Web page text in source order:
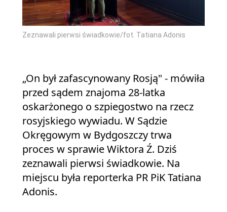
Zeznawali pierwsi świadkowie/fot. Tatiana Adonis
„On był zafascynowany Rosją" - mówiła
przed sądem znajoma 28-latka
oskarżonego o szpiegostwo na rzecz
rosyjskiego wywiadu. W Sądzie
Okręgowym w Bydgoszczy trwa
proces w sprawie Wiktora Ź. Dziś
zeznawali pierwsi świadkowie. Na
miejscu była reporterka PR PiK Tatiana
Adonis.